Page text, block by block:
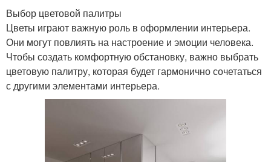
Выбор цветовой палитры
Цветы играют важную роль в оформлении интерьера.
Они могут повлиять на настроение и эмоции человека.
Чтобы создать комфортную обстановку, важно выбрать
цветовую палитру, которая будет гармонично сочетаться
с другими элементами интерьера.